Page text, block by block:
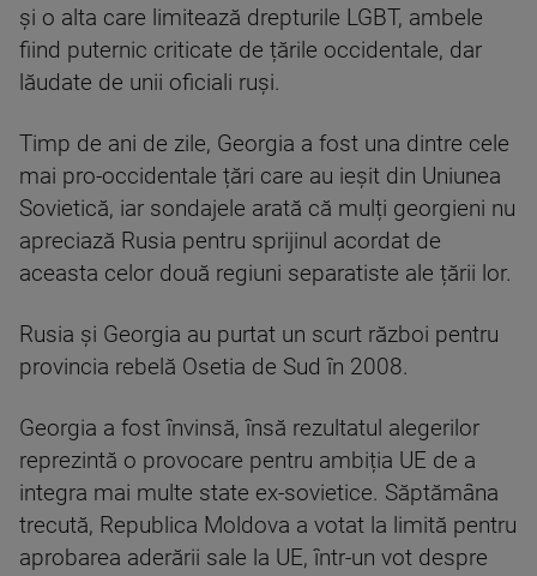
și o alta care limitează drepturile LGBT, ambele
fiind puternic criticate de țările occidentale, dar
lăudate de unii oficiali ruși.
Timp de ani de zile, Georgia a fost una dintre cele
mai pro-occidentale țări care au ieșit din Uniunea
Sovietică, iar sondajele arată că mulți georgieni nu
apreciază Rusia pentru sprijinul acordat de
aceasta celor două regiuni separatiste ale țării lor.
Rusia și Georgia au purtat un scurt război pentru
provincia rebelă Osetia de Sud în 2008.
Georgia a fost învinsă, însă rezultatul alegerilor
reprezintă o provocare pentru ambiția UE de a
integra mai multe state ex-sovietice. Săptămâna
trecută, Republica Moldova a votat la limită pentru
aprobarea aderării sale la UE, într-un vot despre